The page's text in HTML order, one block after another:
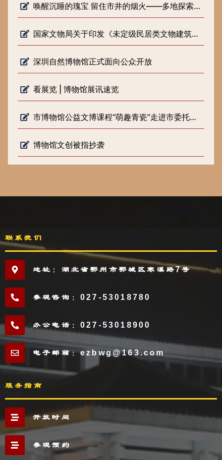
唤醒沉睡的瑰宝 留住市井的烟火——多地探索低级别文物保护新路径
国家文物局关于印发《未定级民居类文物建筑修缮审批工作指引（试行）》的通知
深圳自然博物馆正式面向公众开放
看展览 | 博物馆展讯速览
市博物馆公益文博课程“萌趣青瓷”走进市委托管课堂
博物馆文创被指抄袭
联系我们
地址：湖北省鄂州市鄂城区寒溪路7号
参观咨询：027-53018780
办公电话：027-53018900
电子邮箱：ezbwg@163.com
服务指南
开放时间
参观预约